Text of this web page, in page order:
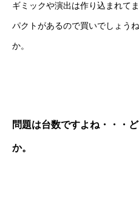
ギミックや演出は作り込まれて
パクトがあるので買いでしょう
か。
問題は台数ですよね・・・
か。